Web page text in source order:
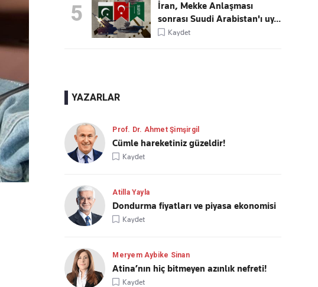
5
İran, Mekke Anlaşması
sonrası Suudi Arabistan'ı uy...
Kaydet
YAZARLAR
Prof. Dr. Ahmet Şimşirgil
Cümle hareketiniz güzeldir!
Kaydet
Atilla Yayla
Dondurma fiyatları ve piyasa ekonomisi
Kaydet
Meryem Aybike Sinan
Atina’nın hiç bitmeyen azınlık nefreti!
Kaydet